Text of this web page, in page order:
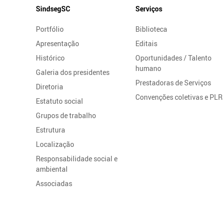
Mapa
Site
SindsegSC
Portfólio
Apresentação
Histórico
Galeria dos presidentes
Diretoria
Estatuto social
Grupos de trabalho
Estrutura
Localização
Responsabilidade social e
ambiental
Associadas
Serviços
Biblioteca
Editais
Oportunidades / Talento
humano
Prestadoras de Serviços
Convenções coletivas e PLR